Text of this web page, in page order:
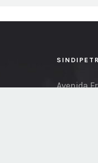
Avenida